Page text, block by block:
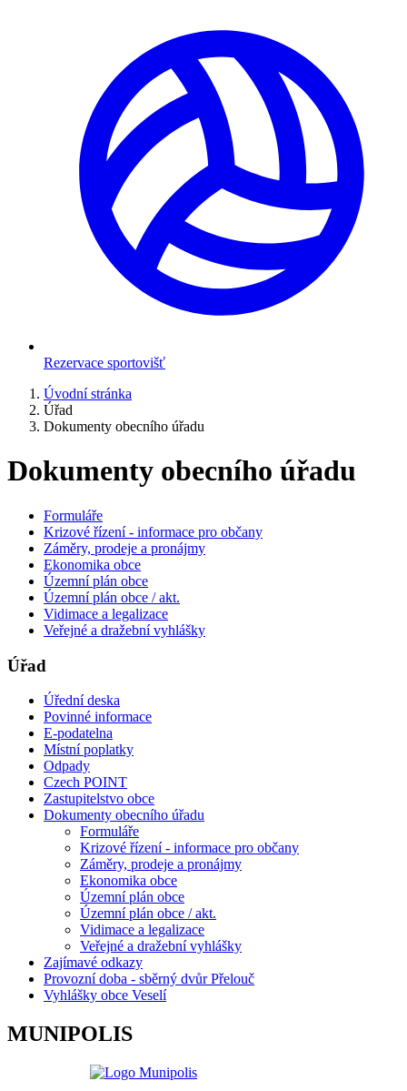
Rezervace sportovišť
Úvodní stránka
Úřad
Dokumenty obecního úřadu
Dokumenty obecního úřadu
Formuláře
Krizové řízení - informace pro občany
Záměry, prodeje a pronájmy
Ekonomika obce
Územní plán obce
Územní plán obce / akt.
Vidimace a legalizace
Veřejné a dražební vyhlášky
Úřad
Úřední deska
Povinné informace
E-podatelna
Místní poplatky
Odpady
Czech POINT
Zastupitelstvo obce
Dokumenty obecního úřadu
Formuláře
Krizové řízení - informace pro občany
Záměry, prodeje a pronájmy
Ekonomika obce
Územní plán obce
Územní plán obce / akt.
Vidimace a legalizace
Veřejné a dražební vyhlášky
Zajímavé odkazy
Provozní doba - sběrný dvůr Přelouč
Vyhlášky obce Veselí
MUNIPOLIS